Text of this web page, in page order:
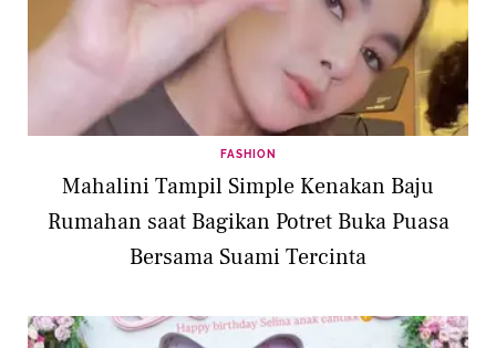
FASHION
Mahalini Tampil Simple Kenakan Baju
Rumahan saat Bagikan Potret Buka Puasa
Bersama Suami Tercinta